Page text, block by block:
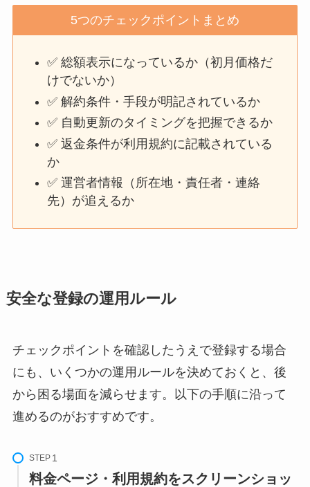
5つのチェックポイントまとめ
✅ 総額表示になっているか（初月価格だ
けでないか）
✅ 解約条件・手段が明記されているか
✅ 自動更新のタイミングを把握できるか
✅ 返金条件が利用規約に記載されている
か
✅ 運営者情報（所在地・責任者・連絡
先）が追えるか
安全な登録の運用ルール
チェックポイントを確認したうえで登録する場合
にも、いくつかの運用ルールを決めておくと、後
から困る場面を減らせます。以下の手順に沿って
進めるのがおすすめです。
STEP
料金ページ・利用規約をスクリーンショッ